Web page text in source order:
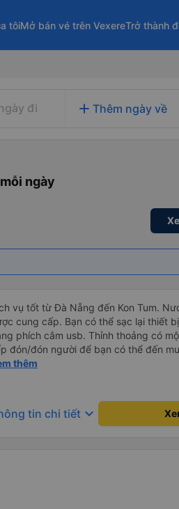
tôiMở bán vé trên VexereTrở thành
đi add Thêm ngày về
ngày
vụ tốt từ Đà Nẵng đến Kon Tum.
cung cấp. Bạn có thể sạc lại thiết
phích cắm usb. Thỉnh thoảng có
đón/đón người để bạn có thể đến
mô tả. (Lưu ý: chúng tôi hiểu và nói
thêm
tin chi tiết keyboard_arrow_down